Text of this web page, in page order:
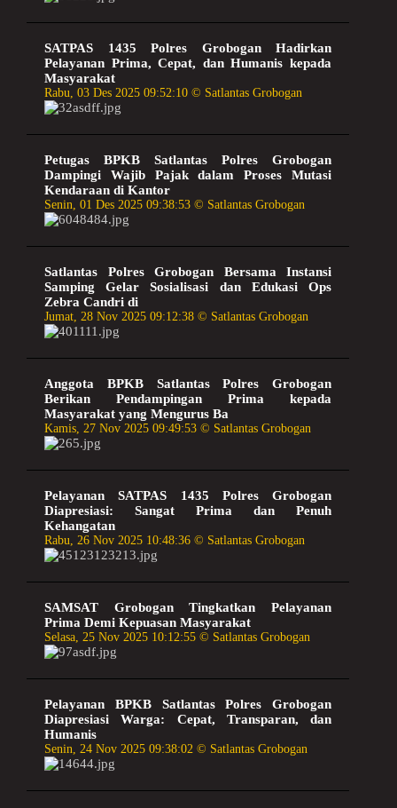
SATPAS 1435 Polres Grobogan Hadirkan
Pelayanan Prima, Cepat, dan Humanis kepada
Masyarakat
Rabu, 03 Des 2025 09:52:10 © Satlantas Grobogan
Petugas BPKB Satlantas Polres Grobogan
Dampingi Wajib Pajak dalam Proses Mutasi
Kendaraan di Kantor
Senin, 01 Des 2025 09:38:53 © Satlantas Grobogan
Satlantas Polres Grobogan Bersama Instansi
Samping Gelar Sosialisasi dan Edukasi Ops
Zebra Candri di
Jumat, 28 Nov 2025 09:12:38 © Satlantas Grobogan
Anggota BPKB Satlantas Polres Grobogan
Berikan Pendampingan Prima kepada
Masyarakat yang Mengurus Ba
Kamis, 27 Nov 2025 09:49:53 © Satlantas Grobogan
Pelayanan SATPAS 1435 Polres Grobogan
Diapresiasi: Sangat Prima dan Penuh
Kehangatan
Rabu, 26 Nov 2025 10:48:36 © Satlantas Grobogan
SAMSAT Grobogan Tingkatkan Pelayanan
Prima Demi Kepuasan Masyarakat
Selasa, 25 Nov 2025 10:12:55 © Satlantas Grobogan
Pelayanan BPKB Satlantas Polres Grobogan
Diapresiasi Warga: Cepat, Transparan, dan
Humanis
Senin, 24 Nov 2025 09:38:02 © Satlantas Grobogan